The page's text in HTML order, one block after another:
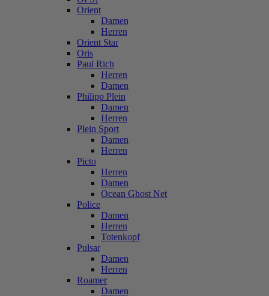
Orient
Damen
Herren
Orient Star
Oris
Paul Rich
Herren
Damen
Philipp Plein
Damen
Herren
Plein Sport
Damen
Herren
Picto
Herren
Damen
Ocean Ghost Net
Police
Damen
Herren
Totenkopf
Pulsar
Damen
Herren
Roamer
Damen